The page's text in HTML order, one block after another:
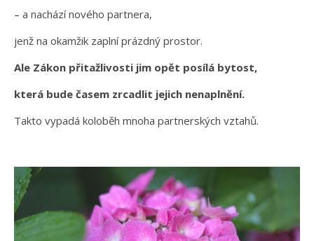
– a nachází nového partnera,
jenž na okamžik zaplní prázdný prostor.
Ale Zákon přitažlivosti jim opět posílá bytost,
která bude časem zrcadlit jejich nenaplnění.
Takto vypadá koloběh mnoha partnerských vztahů.